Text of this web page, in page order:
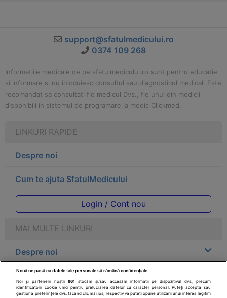
support@sfatulmedicului.ro
0374 109 268
Informatiile medicale de pe sfatulmedicului.ro sunt pentru educatie
si informare si nu inlocuiesc consultul sau diagnosticul medical. Este
recomandat sa consultati fie medicul Dvs., fie unul din medicii
disponibili in sistemul de programare la medic Clickmed.
LINKURI RAPIDE
Despre noi
Cum te ajuta SfatulMedicului
Login / Cont nou
MAI MULTE LINKURI
Despre noi
Legal
Nouă ne pasă ca datele tale personale să rămână confidențiale
Noi și partenerii noștri961
stocăm și/sau accesăm informații pe dispozitivul dvs., precum
identificatorii cookie unici pentru prelucrarea datelor cu caracter personal. Puteți accepta sau
gestiona preferințele dvs. făcând clic mai jos, respectiv vă puteți opune utilizării unui interes legitim